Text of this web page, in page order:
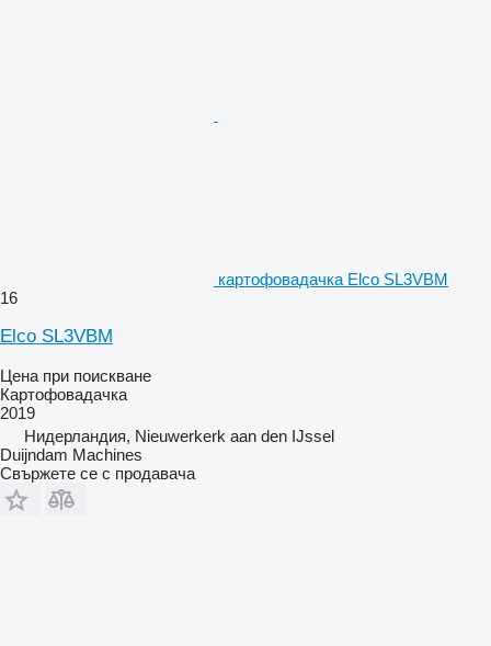
картофовадачка Elco SL3VBM
16
Elco SL3VBM
Цена при поискване
Картофовадачка
2019
Нидерландия, Nieuwerkerk aan den IJssel
Duijndam Machines
Свържете се с продавача